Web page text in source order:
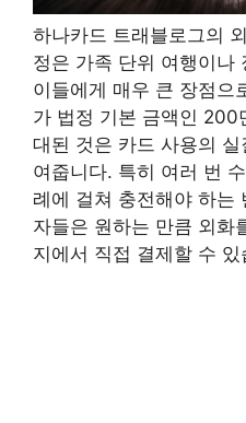
하나카드 트래블로그의
정은 가족 단위 여행이나
이들에게 매우 큰 장점으
가 법정 기본 금액인
대된 것은 카드 사용의
여줍니다. 특히 여러 번
례에 걸쳐 충전해야 하는
자들은 원하는 만큼 외화
지에서 직접 결제할 수 있